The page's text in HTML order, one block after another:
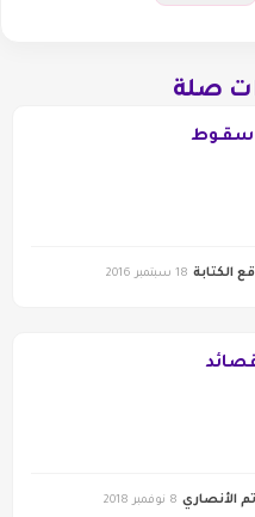
صلة
سقـوط
الكتابة 18 سبتمبر 2016
الأنصاري 8 نوفمبر 2018